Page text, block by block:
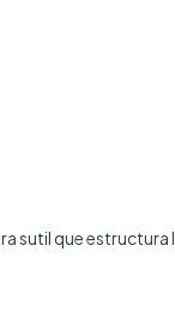
que estructura